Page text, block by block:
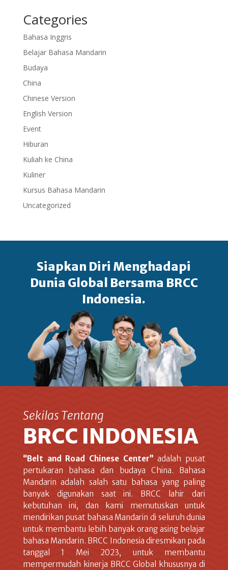
Categories
Bahasa Inggris
Belajar Bahasa Mandarin
Budaya
China
Chinese Version
English Version
Event
Hiburan
Kuliah ke China
Kuliner
Kursus Bahasa Mandarin
Uncategorized
Siapkan Diri Menghadapi
Dunia Global Bersama BRCC
Indonesia.
Sekilas Tentang
BRCC INDONESIA
“Belt and Road Chinese Center” adalah pusat
pertukaran bahasa dan budaya China. Bahasa
Mandarin adalah salah satu bahasa yang paling
banyak digunakan saat ini. BRCC lahir dari
kebutuhan ini, dan kami memutuskan untuk
mendirikan pusat bahasa Mandarin di seluruh dunia
untuk membantu lebih banyak orang asing belajar
bahasa Mandarin. BRCC Indonesia diresmikan pada
tanggal 1 Mei 2023, untuk membantu
mempermudah kinerja BRCC Global khususnya di